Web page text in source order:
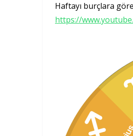
Haftayı burçlara
https://